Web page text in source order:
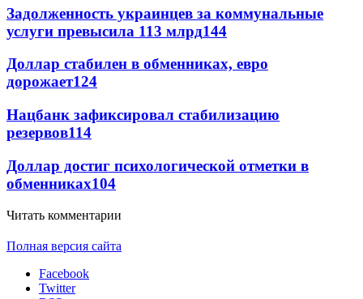
Задолженность украинцев за коммунальные
услуги превысила 113 млрд144
Доллар стабилен в обменниках, евро
дорожает124
Нацбанк зафиксировал стабилизацию
резервов114
Доллар достиг психологической отметки в
обменниках104
Читать комментарии
Полная версия сайта
Facebook
Twitter